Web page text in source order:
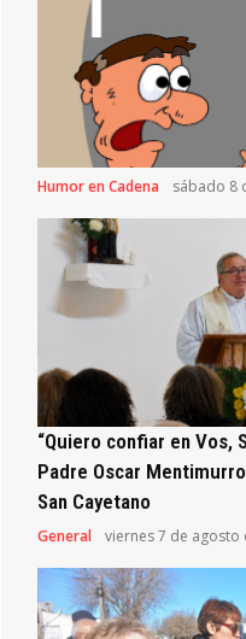
Humor en Cadena sábado 8
“Quiero confiar en Vos,
Padre Oscar
San Cayetano
General viernes 7 de agosto